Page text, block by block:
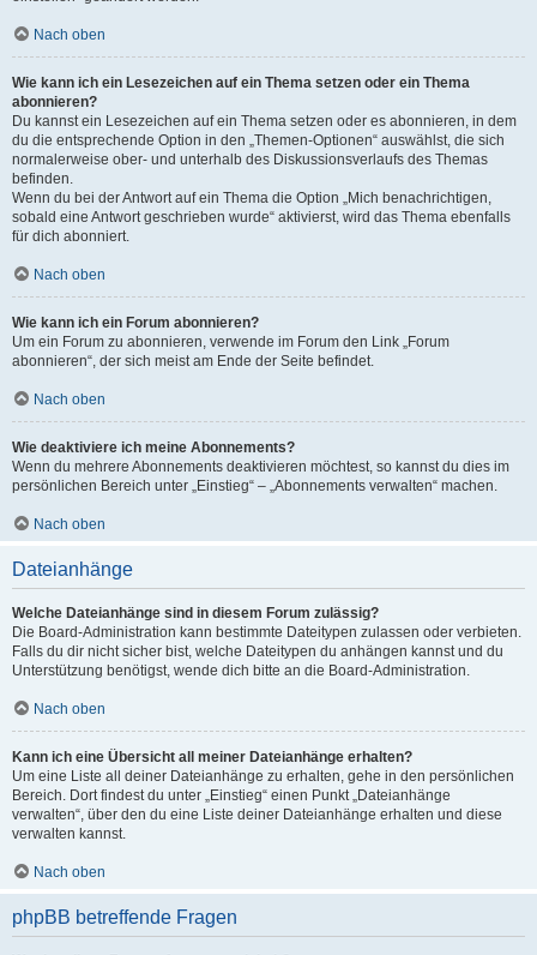
Nach oben
Wie kann ich ein Lesezeichen auf ein Thema setzen oder ein Thema
abonnieren?
Du kannst ein Lesezeichen auf ein Thema setzen oder es abonnieren, in dem
du die entsprechende Option in den „Themen-Optionen“ auswählst, die sich
normalerweise ober- und unterhalb des Diskussionsverlaufs des Themas
befinden.
Wenn du bei der Antwort auf ein Thema die Option „Mich benachrichtigen,
sobald eine Antwort geschrieben wurde“ aktivierst, wird das Thema ebenfalls
für dich abonniert.
Nach oben
Wie kann ich ein Forum abonnieren?
Um ein Forum zu abonnieren, verwende im Forum den Link „Forum
abonnieren“, der sich meist am Ende der Seite befindet.
Nach oben
Wie deaktiviere ich meine Abonnements?
Wenn du mehrere Abonnements deaktivieren möchtest, so kannst du dies im
persönlichen Bereich unter „Einstieg“ – „Abonnements verwalten“ machen.
Nach oben
Dateianhänge
Welche Dateianhänge sind in diesem Forum zulässig?
Die Board-Administration kann bestimmte Dateitypen zulassen oder verbieten.
Falls du dir nicht sicher bist, welche Dateitypen du anhängen kannst und du
Unterstützung benötigst, wende dich bitte an die Board-Administration.
Nach oben
Kann ich eine Übersicht all meiner Dateianhänge erhalten?
Um eine Liste all deiner Dateianhänge zu erhalten, gehe in den persönlichen
Bereich. Dort findest du unter „Einstieg“ einen Punkt „Dateianhänge
verwalten“, über den du eine Liste deiner Dateianhänge erhalten und diese
verwalten kannst.
Nach oben
phpBB betreffende Fragen